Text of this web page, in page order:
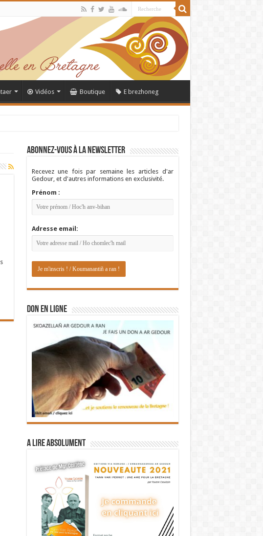
Vidéos Boutique E brezhoneg
Abonnez-vous à la newsletter
Recevez une fois par semaine les articles d'ar
Gedour, et d'autres informations en exclusivité.
Prénom :
Adresse email:
DON EN LIGNE
A lire absolument